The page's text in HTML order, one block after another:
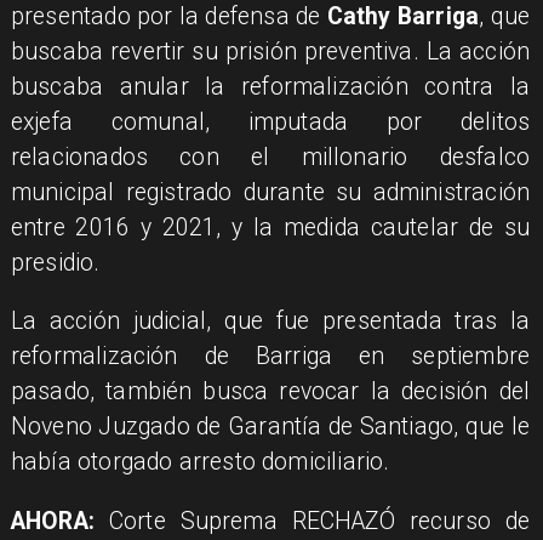
presentado por la defensa de Cathy Barriga, que
buscaba revertir su prisión preventiva. La acción
buscaba anular la reformalización contra la
exjefa comunal, imputada por delitos
relacionados con el millonario desfalco
municipal registrado durante su administración
entre 2016 y 2021, y la medida cautelar de su
presidio.
La acción judicial, que fue presentada tras la
reformalización de Barriga en septiembre
pasado, también busca revocar la decisión del
Noveno Juzgado de Garantía de Santiago, que le
había otorgado arresto domiciliario.
AHORA: Corte Suprema RECHAZÓ recurso de